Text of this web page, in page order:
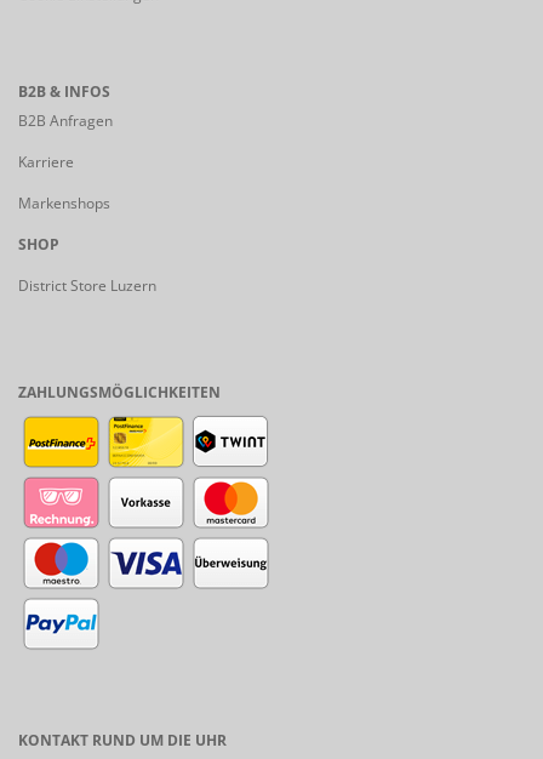
B2B & INFOS
B2B Anfragen
Karriere
Markenshops
SHOP
District Store Luzern
ZAHLUNGSMÖGLICHKEITEN
KONTAKT RUND UM DIE UHR